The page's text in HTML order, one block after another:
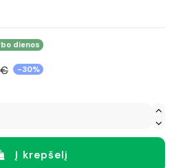
dienos
-30%
Į krepšelį